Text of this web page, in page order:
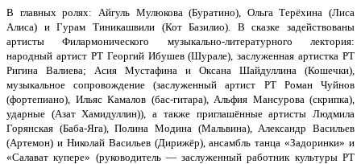
В главных ролях: Айгуль Мулюкова (Буратино), Ольга Терёхина (Лиса
Алиса) и Гурам Тиникашвили (Кот Базилио). В сказке задействованы
артисты Филармонического музыкально-литературного лектория:
народный артист РТ Георгий Ибушев (Шурале), заслуженная артистка РТ
Ригина Валиева; Асия Мустафина и Оксана Шайдуллина (Кошечки),
музыкальное сопровождение (заслуженный артист РТ Роман Чуйнов
(фортепиано), Ильяс Камалов (бас-гитара), Альфия Мансурова (скрипка),
ударные (Азат Хамидуллин)), а также приглашённые артисты Людмила
Горянская (Баба-Яга), Полина Модина (Мальвина), Александр Васильев
(Артемон) и Николай Васильев (Дирижёр), ансамбль танца «Задоринки» и
«Салават купере» (руководитель — заслуженный работник культуры РТ